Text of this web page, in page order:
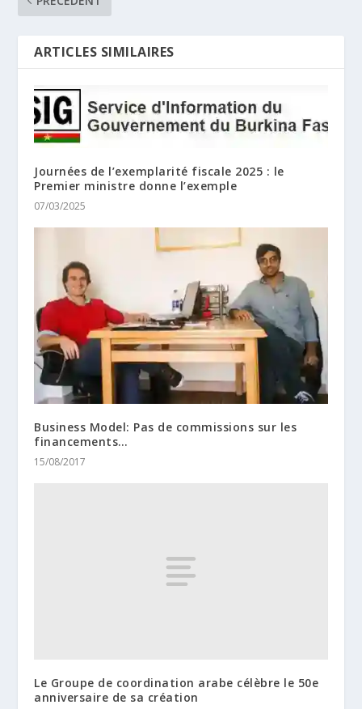
ARTICLES SIMILAIRES
Journées de l’exemplarité fiscale 2025 : le
Premier ministre donne l’exemple
07/03/2025
Business Model: Pas de commissions sur les
financements…
15/08/2017
Le Groupe de coordination arabe célèbre le 50e
anniversaire de sa création